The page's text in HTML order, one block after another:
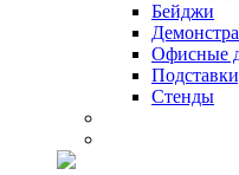
Бейджи
Офисные
Стенды